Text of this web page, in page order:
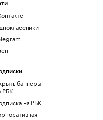
баннеры
РБК
на РБК